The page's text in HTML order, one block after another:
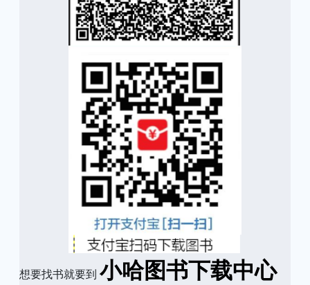
想要找书就要到 小哈图书下载中心